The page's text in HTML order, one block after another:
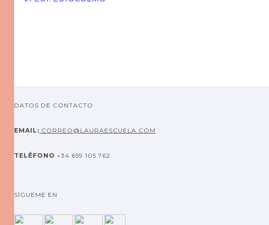
Navegación
DATOS DE CONTACTO
EMAIL: CORREO@LAURAESCUELA.COM
TELÉFONO +34 659 105 762
SÍGUEME EN